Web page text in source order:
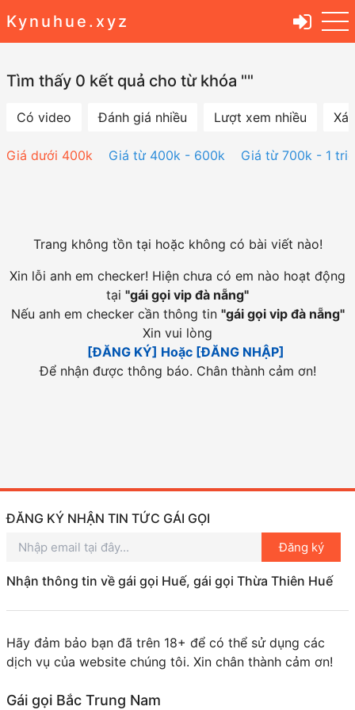
Kynuhue.xyz
Tìm thấy 0 kết quả cho từ khóa ""
Có video Đánh giá nhiều Lượt xem nhiều
Giá dưới 400k Giá từ 400k - 600k Giá từ 700k - 1
Trang không tồn tại hoặc không có bài viết nào!
Xin lỗi anh em checker! Hiện chưa có em nào hoạt động
tại "gái gọi vip đà nẵng"
Nếu anh em checker cần thông tin "gái gọi vip đà nẵng"
Xin vui lòng
[ĐĂNG KÝ] Hoặc [ĐĂNG NHẬP]
Để nhận được thông báo. Chân thành cảm ơn!
ĐĂNG KÝ NHẬN TIN TỨC GÁI GỌI
Đăng ký
Nhận thông tin về gái gọi Huế, gái gọi Thừa Thiên Huế
Hãy đảm bảo bạn đã trên 18+ để có thể sử dụng các
dịch vụ của website chúng tôi. Xin chân thành cảm ơn!
Gái gọi Bắc Trung Nam